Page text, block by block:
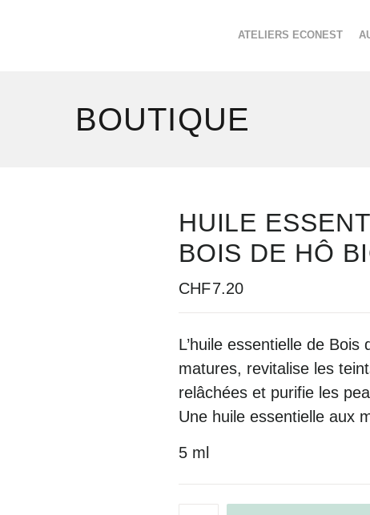
ATELIERS ECONEST
BOUTIQUE
HUILE
BOIS DE HÔ
CHF7.20
L’huile essentielle de Bois
matures, revitaliseles
relâchées et purifieles
Une huile essentielle aux
5 ml